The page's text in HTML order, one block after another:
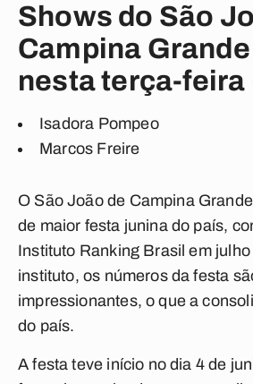
Shows do São
Campina
nesta terça-feira
Isadora Pompeo
Marcos Freire
O São João de Campina
de maior festa junina do país,
Instituto Ranking Brasil em
instituto, os números da festa
impressionantes, o que a
do país.
A festa teve início no dia 4 de